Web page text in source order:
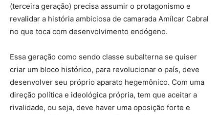
(terceira geração) precisa assumir o protagonismo e
revalidar a história ambiciosa de camarada Amílcar Cabral
no que toca com desenvolvimento endógeno.
Essa geração como sendo classe subalterna se quiser
criar um bloco histórico, para revolucionar o país, deve
desenvolver seu próprio aparato hegemônico. Com uma
direção política e ideológica própria, tem que aceitar a
rivalidade, ou seja, deve haver uma oposição forte e